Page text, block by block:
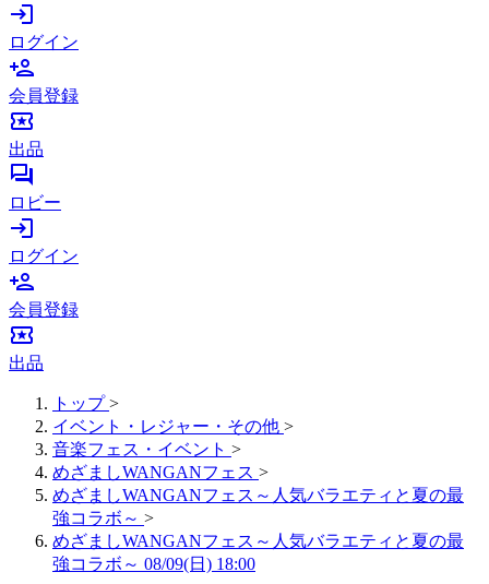
login
ログイン
person_add
会員登録
local_activity
出品
forum
ロビー
login
ログイン
person_add
会員登録
local_activity
出品
トップ >
イベント・レジャー・その他 >
音楽フェス・イベント >
めざましWANGANフェス >
めざましWANGANフェス～人気バラエティと夏の最
強コラボ～ >
めざましWANGANフェス～人気バラエティと夏の最
強コラボ～ 08/09(日) 18:00